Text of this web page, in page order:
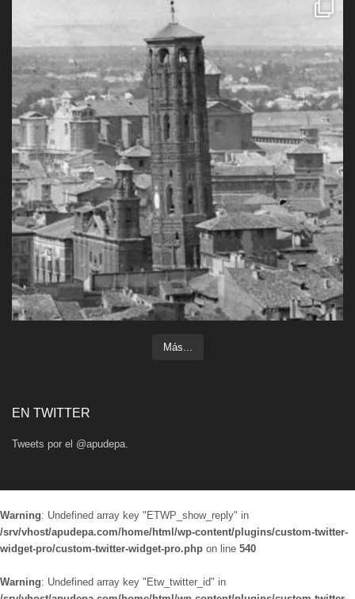
Más...
EN TWITTER
Tweets por el @apudepa.
Warning: Undefined array key "ETWP_show_reply" in
/srv/vhost/apudepa.com/home/html/wp-content/plugins/custom-twitter-
widget-pro/custom-twitter-widget-pro.php on line 540
Warning: Undefined array key "Etw_twitter_id" in